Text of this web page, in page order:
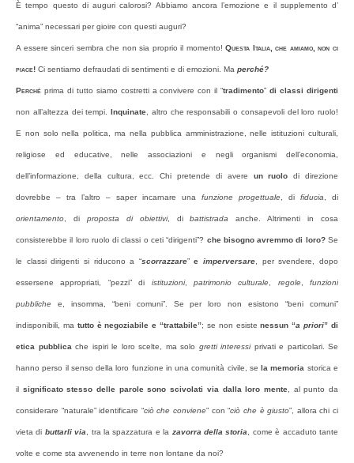
È tempo questo di auguri calorosi? Abbiamo ancora l’emozione e il supplemento d’
“anima” necessari per gioire con questi auguri?
A essere sinceri sembra che non sia proprio il momento!Questa Italia, che amiamo, non ci
piace! Ci sentiamo defraudati di sentimenti e di emozioni. Ma perché?
Perché prima di tutto siamo costretti a convivere con il “tradimento”di classi dirigenti
non all’altezza dei tempi. Inquinate , altro che responsabili o consapevoli del loro ruolo!
E non solo nella politica, ma nella pubblica amministrazione, nelle istituzioni culturali,
religiose ed educative, nelle associazioni e negli organismi dell’economia,
dell’informazione, della cultura, ecc. Chi pretende di avere un ruolo di direzione
dovrebbe – tra l’altro – saper incarnare una funzione progettuale , di fiducia , di
orientamento , di proposta di obiettivi, dibattistrada anche. Altrimenti in cosa
consisterebbe il loro ruolo di classi o ceti “dirigenti”? che bisogno avremmo di loro?Se
le classi dirigenti si riducono a “scorrazzare”e imperversare , per svendere, dopo
essersene appropriati, “pezzi” di istituzioni, patrimonio culturale regole, funzioni
pubbliche e, insomma, “beni comuni”. Se per loro non esistono “beni comuni”
indisponibili, ma tutto è negoziabile e “trattabile”; se non esistenessun “a priori” di
etica pubblica che ispiri le loro scelte, ma solo gretti interessiprivati e particolari. Se
hanno perso il senso della loro funzione in una comunità civile, sela memoria storica e
il significato stesso delle parole sono scivolati via dalla loro mente, al punto da
considerare “naturale” identificare “ciò che conviene” con “ciò che è giusto”, allora chi ci
vieta di buttarli via , tra la spazzatura e la zavorra della storia , come è accaduto tante
volte e come sta avvenendo in terre non lontane da noi?